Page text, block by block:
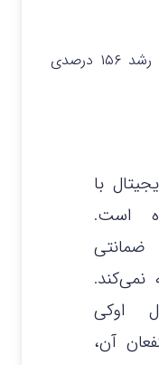
? به نظر شما چند درصد احتمال رشد ۱۵۶ درصدی
با
است.
نمی‌کند.
اوکی
آن،